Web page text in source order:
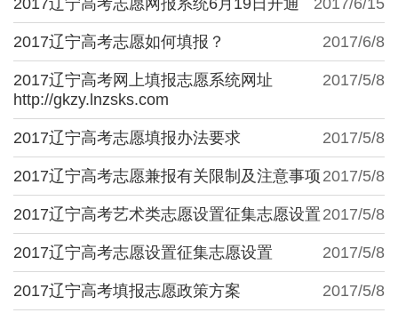
2017/6/8
2017辽宁高考志愿如何填报？
2017/5/8
2017辽宁高考网上填报志愿系统网址
http://gkzy.lnzsks.com
2017/5/8
2017辽宁高考志愿填报办法要求
2017/5/8
2017辽宁高考志愿兼报有关限制及注意事项
2017/5/8
2017辽宁高考艺术类志愿设置征集志愿设置
2017/5/8
2017辽宁高考志愿设置征集志愿设置
2017/5/8
2017辽宁高考填报志愿政策方案